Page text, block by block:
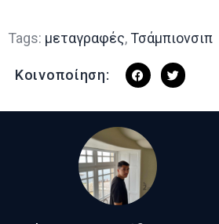
Tags: μεταγραφές,Τσάμπιονσιπ
Κοινοποίηση: